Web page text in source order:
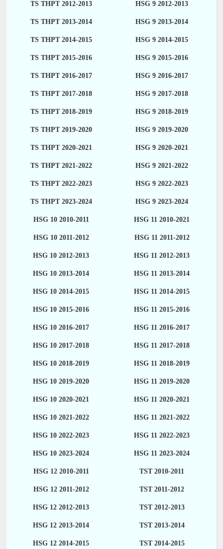
TS THPT 2012-2013 HSG 9 2012-2013
TS THPT 2013-2014 HSG 9 2013-2014
TS THPT 2014-2015 HSG 9 2014-2015
TS THPT 2015-2016 HSG 9 2015-2016
TS THPT 2016-2017 HSG 9 2016-2017
TS THPT 2017-2018 HSG 9 2017-2018
TS THPT 2018-2019 HSG 9 2018-2019
TS THPT 2019-2020 HSG 9 2019-2020
TS THPT 2020-2021 HSG 9 2020-2021
TS THPT 2021-2022 HSG 9 2021-2022
TS THPT 2022-2023 HSG 9 2022-2023
TS THPT 2023-2024 HSG 9 2023-2024
HSG 10 2010-2011 HSG 11 2010-2021
HSG 10 2011-2012 HSG 11 2011-2012
HSG 10 2012-2013 HSG 11 2012-2013
HSG 10 2013-2014 HSG 11 2013-2014
HSG 10 2014-2015 HSG 11 2014-2015
HSG 10 2015-2016 HSG 11 2015-2016
HSG 10 2016-2017 HSG 11 2016-2017
HSG 10 2017-2018 HSG 11 2017-2018
HSG 10 2018-2019 HSG 11 2018-2019
HSG 10 2019-2020 HSG 11 2019-2020
HSG 10 2020-2021 HSG 11 2020-2021
HSG 10 2021-2022 HSG 11 2021-2022
HSG 10 2022-2023 HSG 11 2022-2023
HSG 10 2023-2024 HSG 11 2023-2024
HSG 12 2010-2011 TST 2010-2011
HSG 12 2011-2012 TST 2011-2012
HSG 12 2012-2013 TST 2012-2013
HSG 12 2013-2014 TST 2013-2014
HSG 12 2014-2015 TST 2014-2015